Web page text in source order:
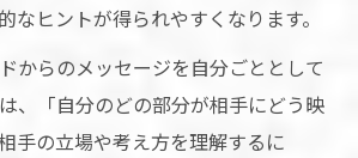
なヒントが得られやすくなります。
からのメッセージを自分ごととして
、「自分のどの部分が相手にどう映
手の立場や考え方を理解するに